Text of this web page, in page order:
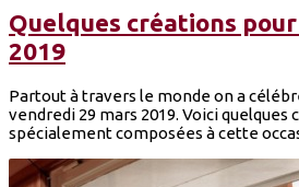
Quelques créations
2019
Partout à travers le monde on a
vendredi 29 mars 2019. Voici quelques
spécialement composées à cette